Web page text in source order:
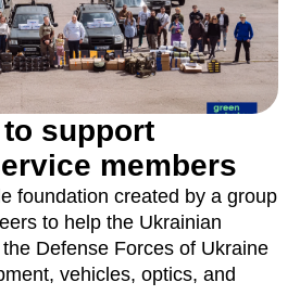
support
members
foundation created by a group
to help the Ukrainian
Defense Forces of Ukraine
vehicles, optics, and